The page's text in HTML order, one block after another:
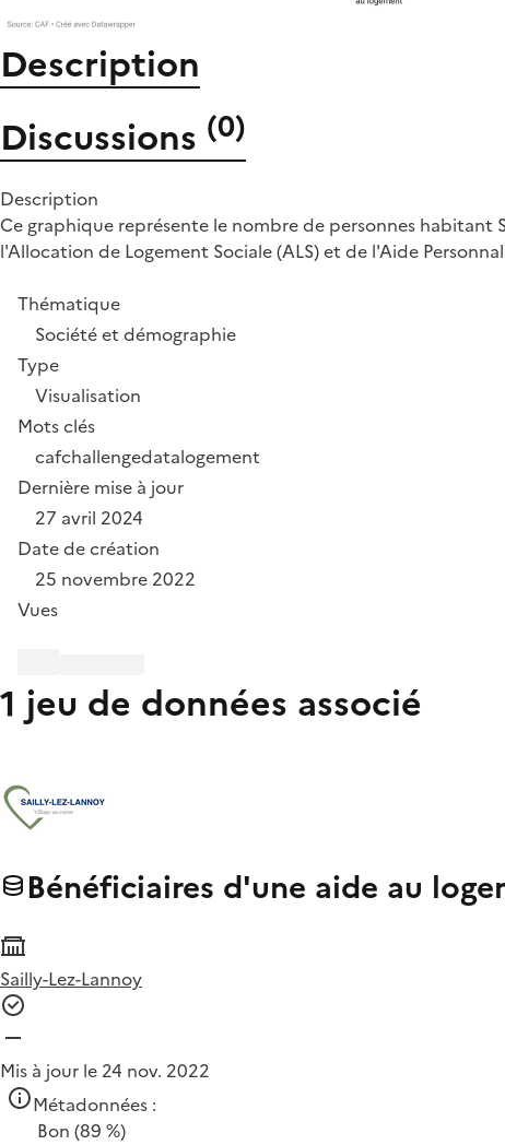
Description
Discussions (0)
Description
Ce graphique représente le nombre de personnes habitant
l'Allocation de Logement Sociale (ALS) et de l'Aide
Thématique
Société et démographie
Type
Visualisation
Mots clés
cafchallengedatalogement
Dernière mise à jour
27 avril 2024
Date de création
25 novembre 2022
Vues
1 jeu de données associé
Bénéficiaires d'une aide au
Sailly-Lez-Lannoy
Mis à jour le 24 nov. 2022
Métadonnées :
Bon (89 %)